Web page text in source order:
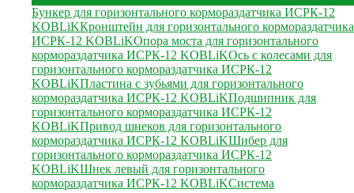
Бункер для горизонтального кормораздатчика ИСРК-12
KOBLiKКронштейн для горизонтального кормораздатчика
ИСРК-12 KOBLiKОпора моста для горизонтального
кормораздатчика ИСРК-12 KOBLiKОсь с колесами для
горизонтального кормораздатчика ИСРК-12
KOBLiKПластина с зубьями для горизонтального
кормораздатчика ИСРК-12 KOBLiKПодшипник для
горизонтального кормораздатчика ИСРК-12
KOBLiKПривод шнеков для горизонтального
кормораздатчика ИСРК-12 KOBLiKШибер для
горизонтального кормораздатчика ИСРК-12
KOBLiKШнек левый для горизонтального
кормораздатчика ИСРК-12 KOBLiKСистема